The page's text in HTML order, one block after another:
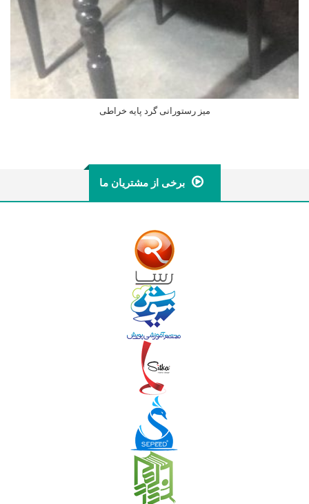
میز رستورانی گرد پایه خراطی
اطلاعات بیشتر
برخی از مشتریان ما